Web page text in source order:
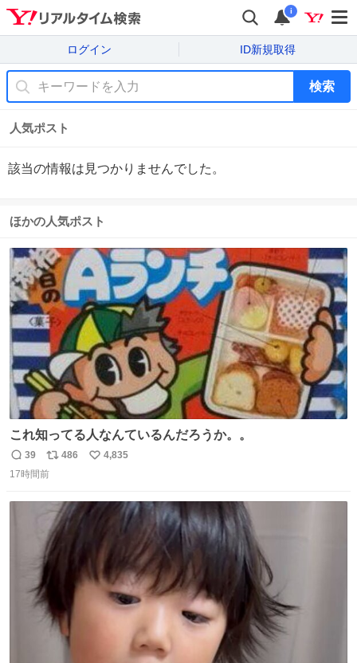
i
ログイン ID新規取得
検索
人気ポスト
該当の情報は見つかりませんでした。
ほかの人気ポスト
これ知ってる人なんているんだろうか。。
返
信
39
リ
ポ
ト
数
486
い
数
4,835
17時間前